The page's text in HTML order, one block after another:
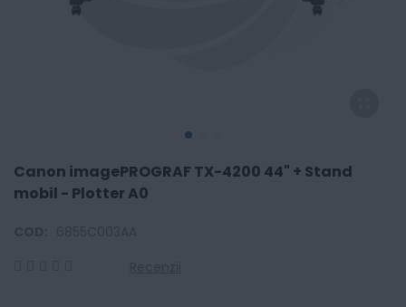
Canon imagePROGRAF TX-4200 44" + Stand
mobil - Plotter A0